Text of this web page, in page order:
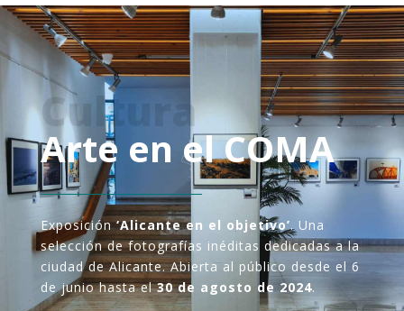
Cultura
Arte en el COMA
Exposición‘Alicante en el objetivo’. Una
selección de fotografías inéditas dedicadas a la
ciudad de Alicante. Abierta al público desde el 6
de junio hasta el30 de agosto de 2024.